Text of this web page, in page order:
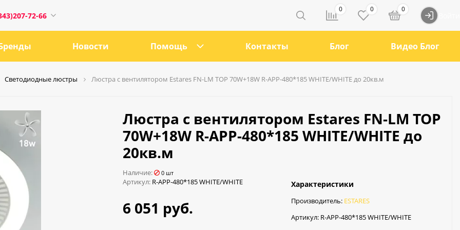
72-66
21
0 0 0
Новости Помощь Контакты Блог Видео Блог
Светодиодные люстры Люстра с вентилятором Estares FN-LM TOP 70W+18W R-APP-480*185 WHITE/WHITE до 20кв.м
Люстра с вентилятором Estares FN-LM TOP
70W+18W R-APP-480*185 WHITE/WHITE до
20кв.м
Наличие: 0 шт
Артикул: R-APP-480*185 WHITE/WHITE
6 051 руб.
Характеристики
Производитель: ESTARES
Артикул: R-APP-480*185 WHITE/WHITE